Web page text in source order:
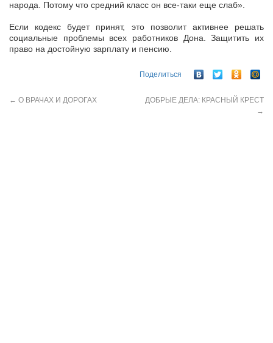
народа. Потому что средний класс он все-таки еще слаб».
Если кодекс будет принят, это позволит активнее решать
социальные проблемы всех работников Дона. Защитить их
право на достойную зарплату и пенсию.
Поделиться
← О ВРАЧАХ И ДОРОГАХ
ДОБРЫЕ ДЕЛА: КРАСНЫЙ КРЕСТ
→